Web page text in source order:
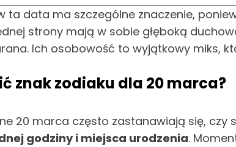
ta data ma szczególne znaczenie,
strony mają w sobie głęboką
Ich osobowość to wyjątkowy miks,
znak zodiaku dla 20 marca?
20 marca często zastanawiają się, czy
godziny i miejsca urodzenia.